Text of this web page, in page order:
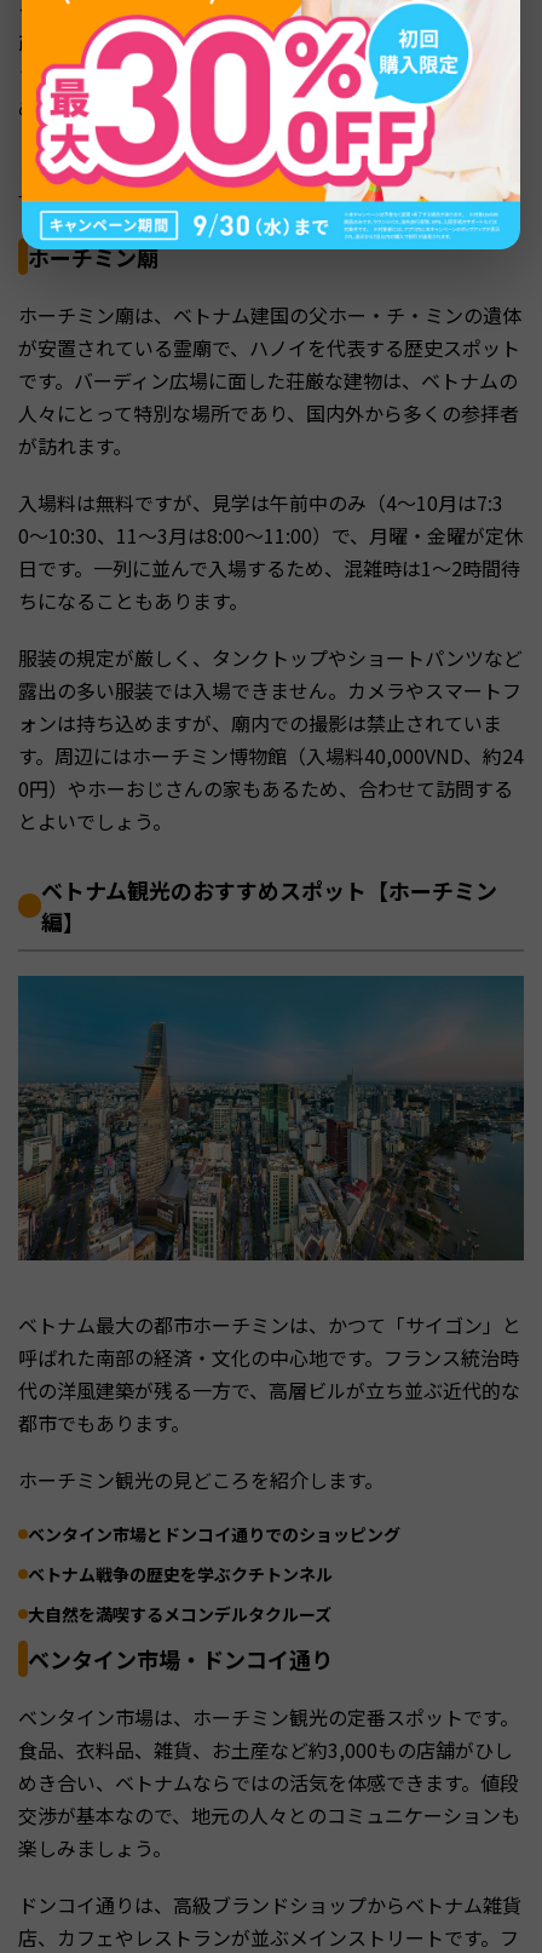
タンロン遺跡は、11世紀から約800年にわたりベトナムの
政治の中心だった場所で、2010年に世界文化遺産に登録
されました。ハノイの歴史や文化に興味がある方におすす
めの観光スポットです。
どちらもハノイ市内中心部にあるため、旧市街散策と合わ
せて効率よく観光できます。
ホーチミン廟
ホーチミン廟は、ベトナム建国の父ホー・チ・ミンの遺体
が安置されている霊廟で、ハノイを代表する歴史スポット
です。バーディン広場に面した荘厳な建物は、ベトナムの
人々にとって特別な場所であり、国内外から多くの参拝者
が訪れます。
入場料は無料ですが、見学は午前中のみ（4〜10月は7:3
0〜10:30、11〜3月は8:00〜11:00）で、月曜・金曜が定休
日です。一列に並んで入場するため、混雑時は1〜2時間待
ちになることもあります。
服装の規定が厳しく、タンクトップやショートパンツなど
露出の多い服装では入場できません。カメラやスマートフ
ォンは持ち込めますが、廟内での撮影は禁止されていま
す。周辺にはホーチミン博物館（入場料40,000VND、約24
0円）やホーおじさんの家もあるため、合わせて訪問する
とよいでしょう。
ベトナム観光のおすすめスポット【ホーチミン
編】
ベトナム最大の都市ホーチミンは、かつて「サイゴン」と
呼ばれた南部の経済・文化の中心地です。フランス統治時
代の洋風建築が残る一方で、高層ビルが立ち並ぶ近代的な
都市でもあります。
ホーチミン観光の見どころを紹介します。
ベンタイン市場とドンコイ通りでのショッピング
ベトナム戦争の歴史を学ぶクチトンネル
大自然を満喫するメコンデルタクルーズ
ベンタイン市場・ドンコイ通り
ベンタイン市場は、ホーチミン観光の定番スポットです。
食品、衣料品、雑貨、お土産など約3,000もの店舗がひし
めき合い、ベトナムならではの活気を体感できます。値段
交渉が基本なので、地元の人々とのコミュニケーションも
楽しみましょう。
ドンコイ通りは、高級ブランドショップからベトナム雑貨
店、カフェやレストランが並ぶメインストリートです。フ